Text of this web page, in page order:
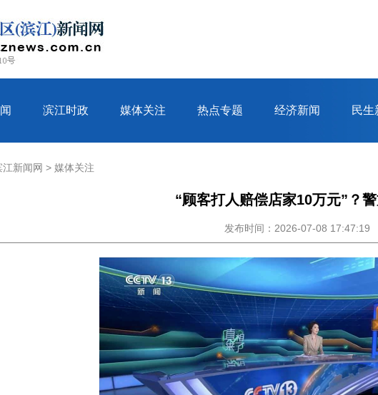
滨江时政 媒体关注 热点专题 经济新闻 民生
江新闻网 > 媒体关注
“顾客打人赔偿店家10万元”？
发布时间：2026-07-08 17:47:19